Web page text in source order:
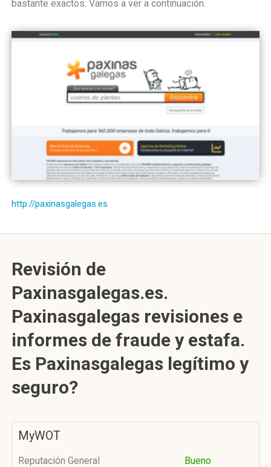
bastante exactos. Vamos a ver a continuación.
http://paxinasgalegas.es
Revisión de
Paxinasgalegas.es.
Paxinasgalegas revisiones e
informes de fraude y estafa.
Es Paxinasgalegas legítimo y
seguro?
MyWOT
Reputación General Bueno